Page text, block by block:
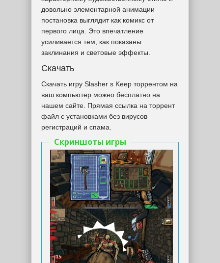
довольно элементарной анимации
постановка выглядит как комикс от
первого лица. Это впечатление
усиливается тем, как показаны
заклинания и световые эффекты.
Скачать
Скачать игру Slasher s Keep торрентом на
ваш компьютер можно бесплатно на
нашем сайте. Прямая ссылка на торрент
файл с установками без вирусов
регистраций и спама.
Скриншоты игры